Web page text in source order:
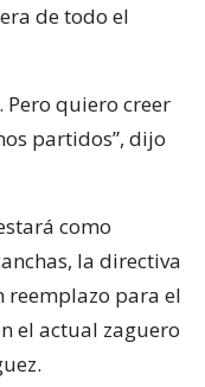
de todo el
Pero quiero creer
partidos”, dijo
como
la directiva
reemplazo para el
el actual zaguero